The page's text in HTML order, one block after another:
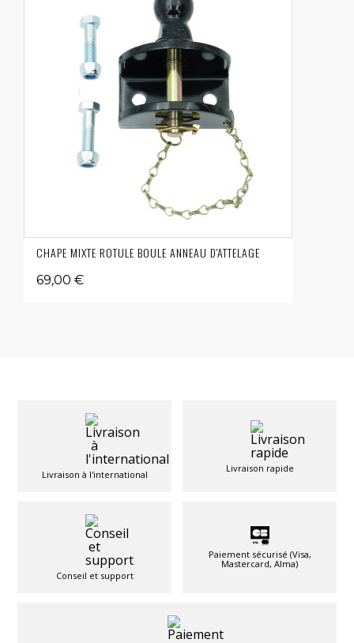
CHAPE MIXTE ROTULE BOULE ANNEAU D'ATTELAGE
69,00 €
Livraison à l'international
Livraison rapide
Conseil et support
Paiement sécurisé (Visa,
Mastercard, Alma)